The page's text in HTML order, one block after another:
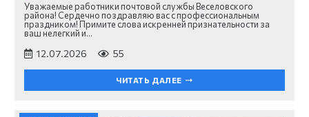
Уважаемые работники почтовой службы Веселовского
района! Сердечно поздравляю вас с профессиональным
праздником! Примите слова искренней признательности за
ваш нелегкий и…
12.07.2026 55
ЧИТАТЬ ДАЛЕЕ